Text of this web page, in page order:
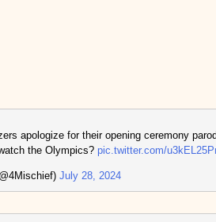
apologize for their opening ceremony
the Olympics? pic.twitter.com/
July 28, 2024